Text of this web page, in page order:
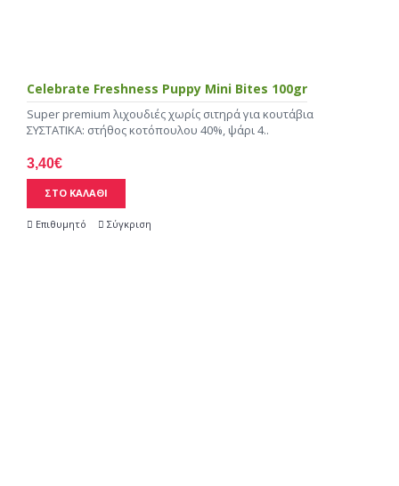
Celebrate Freshness Puppy Mini Bites 100gr
Super premium λιχουδιές χωρίς σιτηρά για κουτάβια
ΣΥΣΤΑΤΙΚΑ: στήθος κοτόπουλου 40%, ψάρι 4..
3,40€
ΣΤΟ ΚΑΛΑΘΙ
Επιθυμητό Σύγκριση